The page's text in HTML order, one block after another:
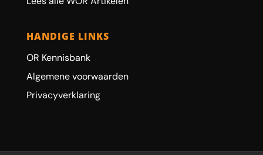
HANDIGE LINKS
OR Kennisbank
Algemene voorwaarden
Privacyverklaring